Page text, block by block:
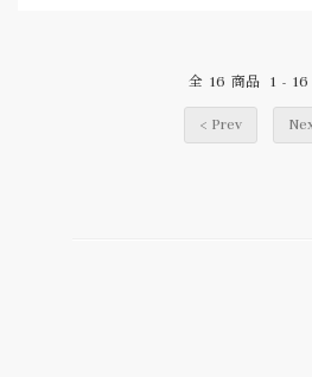
全 16 商品 1 - 16
< Prev